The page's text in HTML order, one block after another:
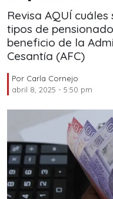
Revisa AQUÍ
tipos de
beneficio de la
Cesantía (AFC)
Por Carla Cornejo
abril 8, 2025 - 5:50 pm